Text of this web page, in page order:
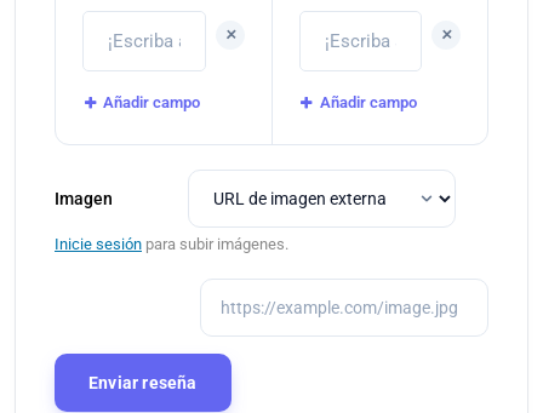
+
Añadir campo
+
Añadir campo
Imagen
Inicie sesión para subir imágenes.